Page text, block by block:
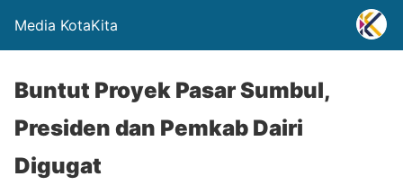
Media KotaKita
Buntut Proyek Pasar Sumbul,
Presiden dan Pemkab Dairi
Digugat